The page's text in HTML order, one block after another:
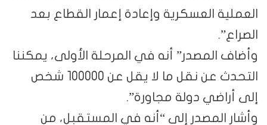
العملية العسكرية وإعادة إعمار القطاع بعد
الصراع”.
وأضاف المصدر” أنه في المرحلة الأولى، يمكننا
التحدث عن نقل ما لا يقل عن 100000 شخص
إلى أراضي دولة مجاورة”.
وأشار المصدر إلى “أنه في المستقبل، من